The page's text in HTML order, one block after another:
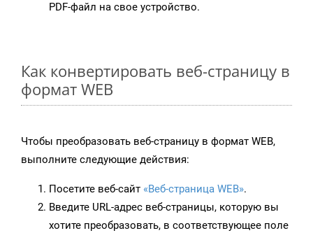
PDF-файл на свое устройство.
Как конвертировать веб-страницу в
формат WEB
Чтобы преобразовать веб-страницу в формат WEB,
выполните следующие действия:
Посетите веб-сайт «Веб-страница WEB».
Введите URL-адрес веб-страницы, которую вы
хотите преобразовать, в соответствующее поле